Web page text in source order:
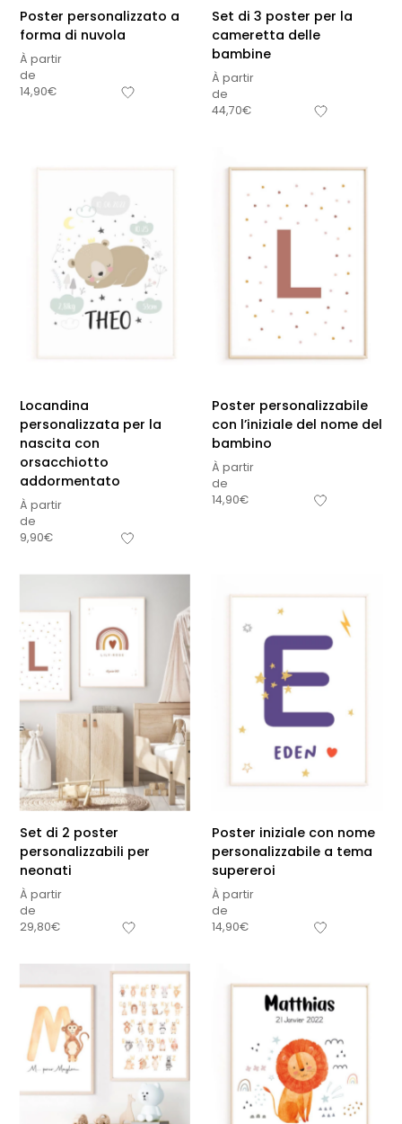
Poster personalizzato a
forma di nuvola
À partir
de
14,90€
Set di 3 poster per la
cameretta delle
bambine
À partir
de
44,70€
Locandina
personalizzata per la
nascita con
orsacchiotto
addormentato
À partir
de
9,90€
Poster personalizzabile
con l’iniziale del nome del
bambino
À partir
de
14,90€
Set di 2 poster
personalizzabili per
neonati
À partir
de
29,80€
Poster iniziale con nome
personalizzabile a tema
supereroi
À partir
de
14,90€